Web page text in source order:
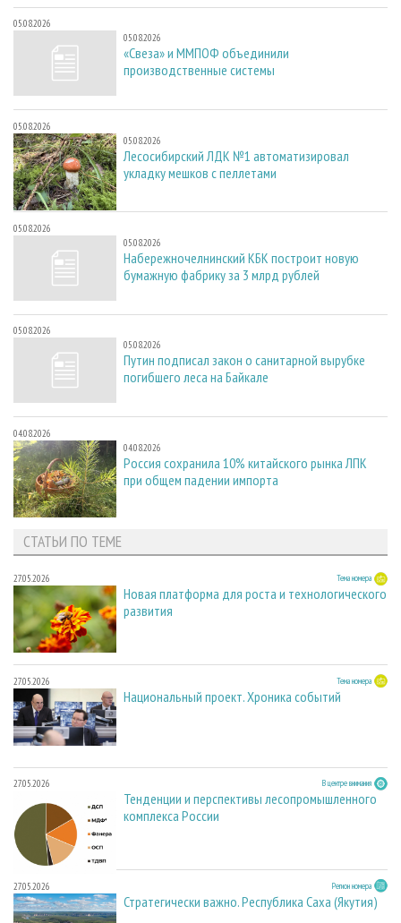
05.08.2026
05.08.2026
«Свеза» и ММПОФ объединили
производственные системы
05.08.2026
05.08.2026
Лесосибирский ЛДК №1 автоматизировал
укладку мешков с пеллетами
05.08.2026
05.08.2026
Набережночелнинский КБК построит новую
бумажную фабрику за 3 млрд рублей
05.08.2026
05.08.2026
Путин подписал закон о санитарной вырубке
погибшего леса на Байкале
04.08.2026
04.08.2026
Россия сохранила 10% китайского рынка ЛПК
при общем падении импорта
СТАТЬИ ПО ТЕМЕ
27.05.2026 Тема номера
Новая платформа для роста и технологического
развития
27.05.2026 Тема номера
Национальный проект. Хроника событий
27.05.2026 В центре внимания
Тенденции и перспективы лесопромышленного
комплекса России
27.05.2026 Регион номера
Стратегически важно. Республика Саха (Якутия)